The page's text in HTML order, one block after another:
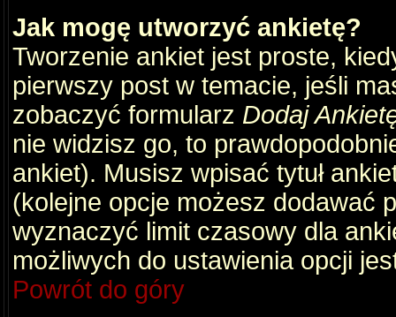
Jak mogę utworzyć ankietę?
Tworzenie ankiet jest proste,
pierwszy post w temacie, jeśli
zobaczyć formularz Dodaj
nie widzisz go, to
ankiet). Musisz wpisać tytuł
(kolejne opcje możesz dodawać
wyznaczyć limit czasowy dla
możliwych do ustawienia opcji
Powrót do góry